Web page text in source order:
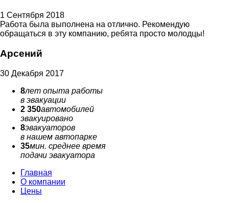
1 Сентября 2018
Работа была выполнена на отлично. Рекомендую
обращаться в эту компанию, ребята просто молодцы!
Арсений
30 Декабря 2017
8лет опыта работы
в эвакуации
2 350автомобилей
эвакуировано
8эвакуаторов
в нашем автопарке
35мин. среднее время
подачи эвакуатора
Главная
О компании
Цены